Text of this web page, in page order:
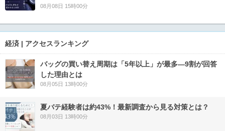
08月08日 15時00分
経済 | アクセスランキング
バッグの買い替え周期は「5年以上」が最多―9割が回答
した理由とは
08月05日 13時00分
夏バテ経験者は約43%！最新調査から見る対策とは？
08月03日 13時00分